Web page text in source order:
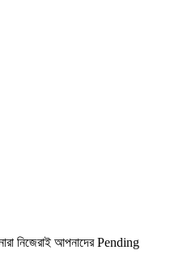
নিজেরাই আপনাদের Pending